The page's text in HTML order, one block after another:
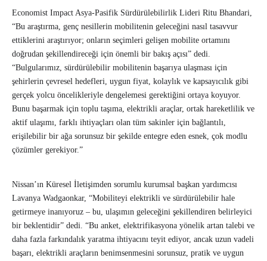
Economist Impact Asya-Pasifik Sürdürülebilirlik Lideri Ritu Bhandari,
“Bu araştırma, genç nesillerin mobilitenin geleceğini nasıl tasavvur
ettiklerini araştırıyor; onların seçimleri gelişen mobilite ortamını
doğrudan şekillendireceği için önemli bir bakış açısı” dedi.
“Bulgularımız, sürdürülebilir mobilitenin başarıya ulaşması için
şehirlerin çevresel hedefleri, uygun fiyat, kolaylık ve kapsayıcılık gibi
gerçek yolcu öncelikleriyle dengelemesi gerektiğini ortaya koyuyor.
Bunu başarmak için toplu taşıma, elektrikli araçlar, ortak hareketlilik ve
aktif ulaşımı, farklı ihtiyaçları olan tüm sakinler için bağlantılı,
erişilebilir bir ağa sorunsuz bir şekilde entegre eden esnek, çok modlu
çözümler gerekiyor.”
Nissan’ın Küresel İletişimden sorumlu kurumsal başkan yardımcısı
Lavanya Wadgaonkar, “Mobiliteyi elektrikli ve sürdürülebilir hale
getirmeye inanıyoruz – bu, ulaşımın geleceğini şekillendiren belirleyici
bir beklentidir” dedi. “Bu anket, elektrifikasyona yönelik artan talebi ve
daha fazla farkındalık yaratma ihtiyacını teyit ediyor, ancak uzun vadeli
başarı, elektrikli araçların benimsenmesini sorunsuz, pratik ve uygun